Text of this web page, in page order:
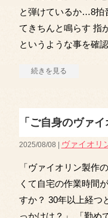
と弾けているか…8拍
てきちんと鳴らす 指
というような事を確
続きを見る
「ご自身のヴァ
2025/08/08 | ヴァイオリ
「ヴァイオリン製作
くて自宅の作業時間
すか？ 30年以上経つ
っかけは？」 「勤め